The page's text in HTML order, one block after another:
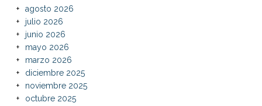
agosto 2026
julio 2026
junio 2026
mayo 2026
marzo 2026
diciembre 2025
noviembre 2025
octubre 2025